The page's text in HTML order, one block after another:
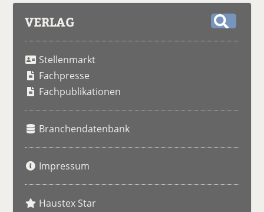
VERLAG
Stellenmarkt
Fachpresse
Fachpublikationen
Branchendatenbank
Impressum
Haustex Star